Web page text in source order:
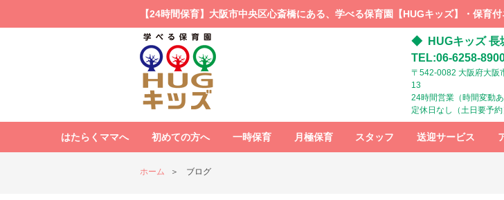
【24時間保育】大阪市中央区心斎橋にある、学べる保育園【HUGキッズ】・保育
HUGキッズ 長
TEL:06-6258-
〒542-0082 大阪府大阪
13
24時間営業（時間変動あ
定休日なし（土日要予約
はたらくママへ 初めての方へ 一時保育 月極保育 スタッフ 送迎サービス
ホーム ブログ